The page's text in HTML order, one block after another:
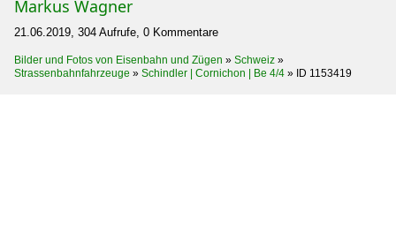
Markus Wagner
21.06.2019, 304 Aufrufe, 0 Kommentare
Bilder und Fotos von Eisenbahn und Zügen » Schweiz »
Strassenbahnfahrzeuge » Schindler | Cornichon | Be 4/4 » ID 1153419